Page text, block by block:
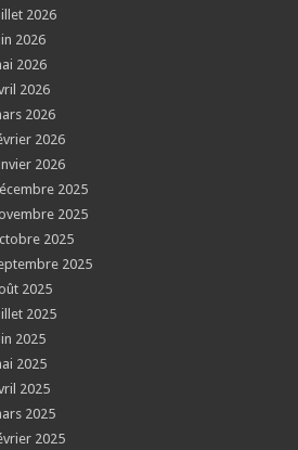
2026
2026
2026
2026
2026
2026
2026
2025
2025
2025
2025
2025
2025
2025
2025
2025
2025
2025